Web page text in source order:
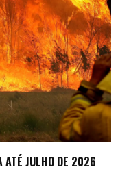
ATÉ JULHO DE 2026